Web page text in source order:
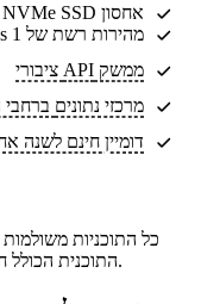
אחסון NVMe SSD
מהירות רשת של 1 Gbps
ממשק API ציבורי
מרכזי נתונים ברחבי
דומיין חינם לשנה
כל התוכניות
התוכנית הכולל חלקי מספר החודשים בתוכנית שלכם.